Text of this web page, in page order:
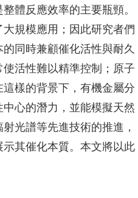
體反應效率的主要瓶頸。
規模應用；因此研究者們
同時兼顧催化活性與耐久
活性難以精準控制；原子
樣的背景下，有機金屬分
心的潛力，並能模擬天然
光譜等先進技術的推進，
其催化本質。本文將以此